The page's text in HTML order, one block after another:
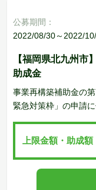
公募期間：
2022/08/30～2022/
【福岡県北九州市
助成金
事業再構築補助金の
緊急対策枠」の申請
上限金額・助成額